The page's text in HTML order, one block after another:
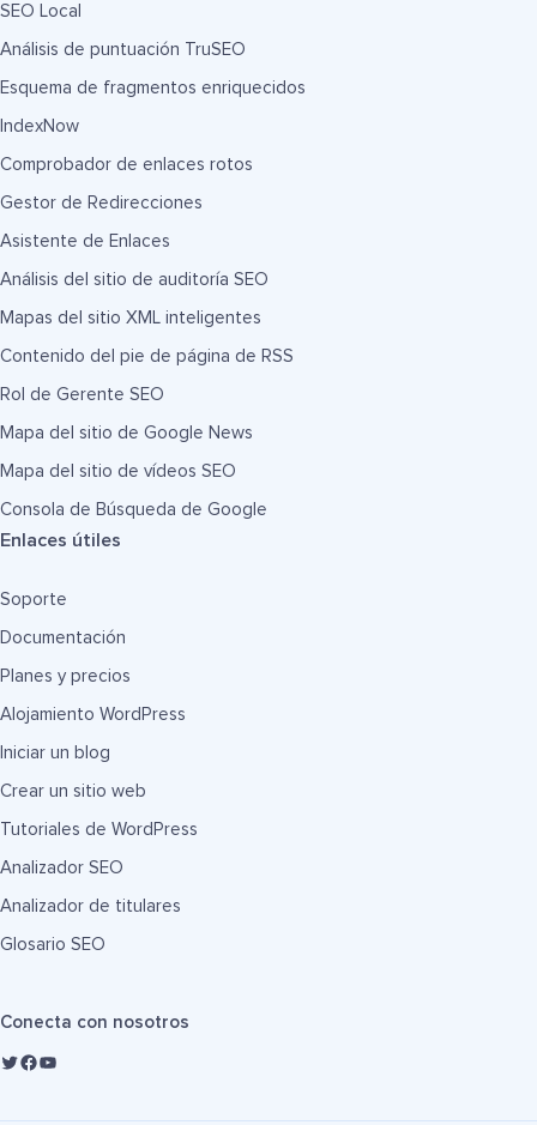
SEO Local
Análisis de puntuación TruSEO
Esquema de fragmentos enriquecidos
IndexNow
Comprobador de enlaces rotos
Gestor de Redirecciones
Asistente de Enlaces
Análisis del sitio de auditoría SEO
Mapas del sitio XML inteligentes
Contenido del pie de página de RSS
Rol de Gerente SEO
Mapa del sitio de Google News
Mapa del sitio de vídeos SEO
Consola de Búsqueda de Google
Enlaces útiles
Soporte
Documentación
Planes y precios
Alojamiento WordPress
Iniciar un blog
Crear un sitio web
Tutoriales de WordPress
Analizador SEO
Analizador de titulares
Glosario SEO
Conecta con nosotros